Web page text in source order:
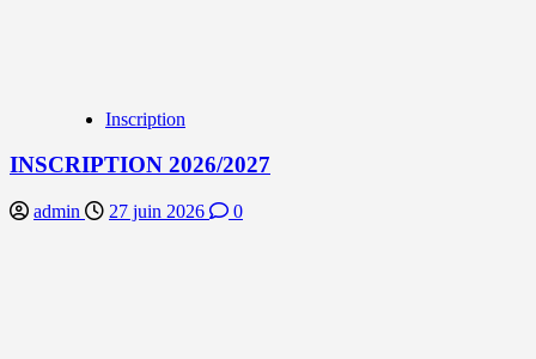
Inscription
INSCRIPTION 2026/2027
admin 27 juin 2026 0